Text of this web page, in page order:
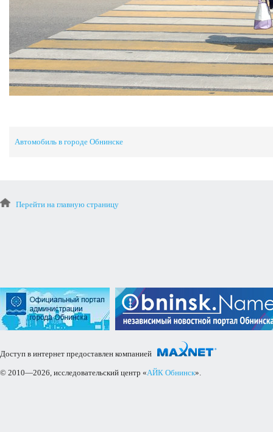
Автомобиль в городе Обнинске
Перейти на главную страницу
Доступ в интернет предоставлен компанией
© 2010—2026, исследовательский центр «АЙК Обнинск».